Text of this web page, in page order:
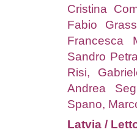
Cristina
Fabio
Francesca
Sandro
Risi,
Andrea
Spano,
Latvia /